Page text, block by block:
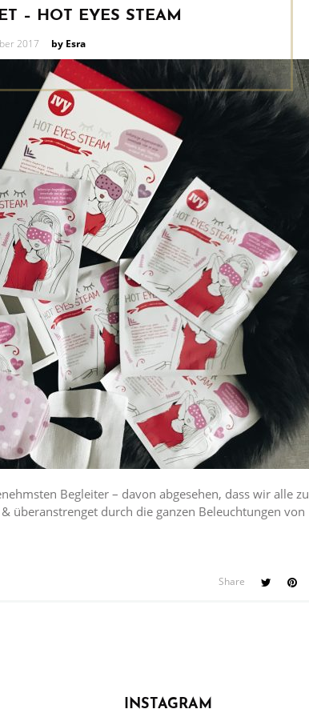
– HOT EYES STEAM
2017 by Esra
Begleiter – davon abgesehen, dass wir alle zu
überanstrenget durch die ganzen Beleuchtungen von
Share
INSTAGRAM